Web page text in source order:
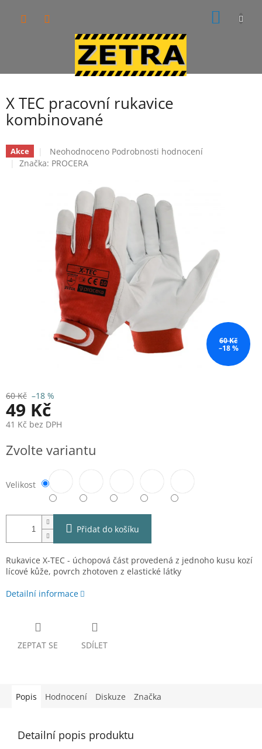
X TEC pracovní rukavice
kombinované
Akce
Průměrné
hodnocení
hvězdiček.
Neohodnoceno Podrobnosti hodnocení
Značka: PROCERA
60 Kč
–18 %
60 Kč –18 %
49 Kč
41 Kč bez DPH
cena:
Zvolte variantu
Velikost
Přidat do košíku
Rukavice X-TEC - úchopová část provedená z jednoho kusu kozí
lícové kůže, povrch zhotoven z elastické látky
Detailní informace
ZEPTAT SE SDÍLET
Popis Hodnocení Diskuze Značka
Detailní popis produktu